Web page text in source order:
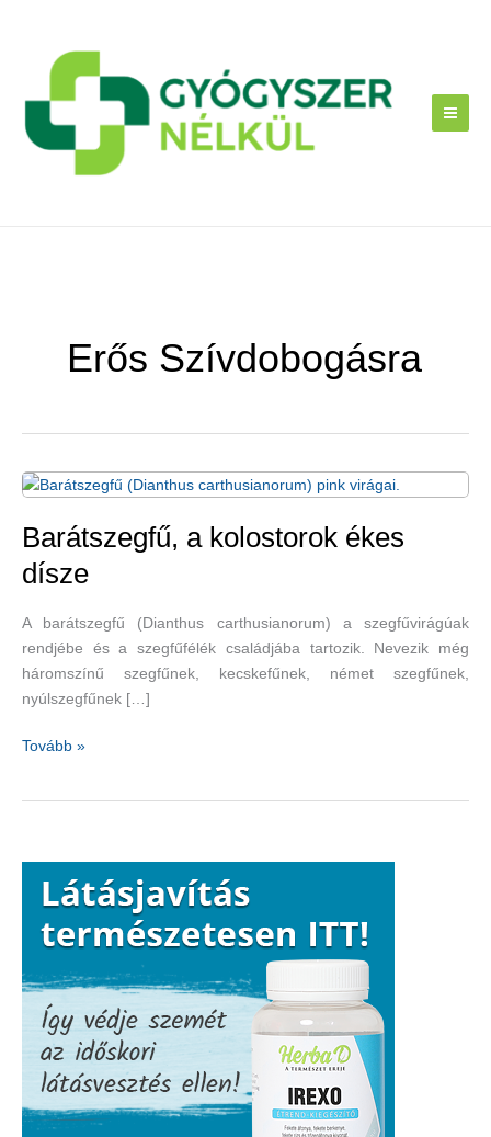
Erős Szívdobogásra
Barátszegfű, a kolostorok ékes
dísze
A barátszegfű (Dianthus carthusianorum) a szegfűvirágúak
rendjébe és a szegfűfélék családjába tartozik. Nevezik még
háromszínű szegfűnek, kecskefűnek, német szegfűnek,
nyúlszegfűnek […]
Barátszegfű,
Tovább »